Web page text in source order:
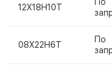
12Х18Н10Т
08Х22Н6Т
По